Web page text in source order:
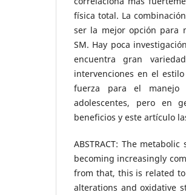
física total. La
ser la mejor opción para
SM. Hay poca
encuentra gran
intervenciones en el
fuerza para el
adolescentes, pero en
beneficios y este artículo
ABSTRACT: The
becoming increasingly
from that, this is related
alterations and oxidative